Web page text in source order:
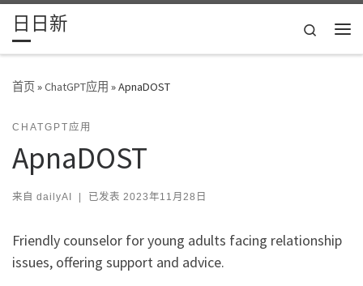
Skip to content
日日新
Search
首页»ChatGPT应用 »ApnaDOST
CHATGPT应用
ApnaDOST
来自 dailyAI | 已发表 2023年11月28日
Friendly counselor for young adults facing relationship
issues, offering support and advice.